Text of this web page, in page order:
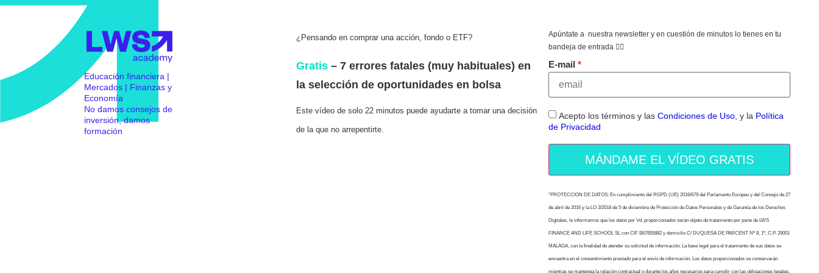
Educación financiera |
Mercados | Finanzas y
Economía
No damos consejos de
inversión, damos
formación
¿Pensando en comprar una acción, fondo o ETF?
Gratis– 7 errores fatales (muy habituales) en
la selección de oportunidades en bolsa
Este vídeo de solo 22 minutos puede ayudarte a tomar una decisión
de la que no arrepentirte.
Apúntate a nuestra newsletter y en cuestión de minutos lo tienes en tu
bandeja de entrada 👇🏻
E-mail
Acepto los términos y las Condiciones de Uso, y la Política
de Privacidad
MÁNDAME EL VÍDEO GRATIS
“PROTECCION DE DATOS: En cumplimiento del RGPD (UE) 2016/679 del Parlamento Europeo y del Consejo de 27
de abril de 2016 y la LO 3/2018 de 5 de diciembre de Protección de Datos Personales y de Garantía de los Derechos
Digitales, le informamos que los datos por Vd. proporcionados serán objeto de tratamiento por parte de LWS
FINANCE AND LIFE SCHOOL SL con CIF B67855882 y domicilio C/ DUQUESA DE PARCENT Nº 8, 1º, C.P. 29001
MALAGA, con la finalidad de atender su solicitud de información. La base legal para el tratamiento de sus datos se
encuentra en el consentimiento prestado para el envío de información. Los datos proporcionados se conservarán
mientras se mantenga la relación contractual o durante los años necesarios para cumplir con las obligaciones legales.